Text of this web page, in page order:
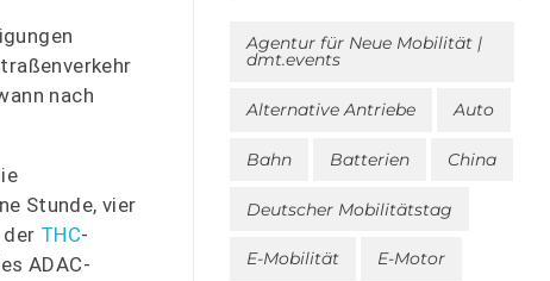
nach
Stunde, vier
THC-
ADAC-
Agentur für Neue Mobilität |
dmt.events
Alternative Antriebe Auto
Bahn Batterien China
Deutscher Mobilitätstag
E-Mobilität E-Motor